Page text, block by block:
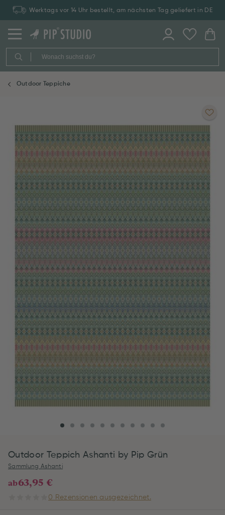
Werktags vor 14 Uhr bestellt, am nächsten Tag geliefert in DE
Outdoor Teppiche
Outdoor Teppich Ashanti by Pip Grün
Sammlung Ashanti
ab63,95 €
0 Rezensionen ausgezeichnet.